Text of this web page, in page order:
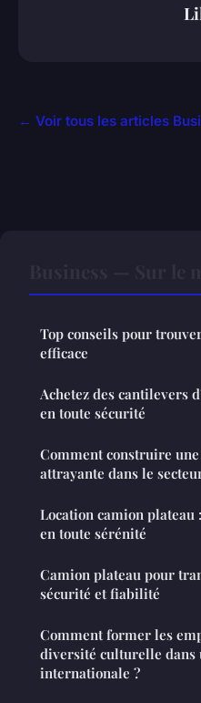
← Voir tous les articles
Top conseils pour
efficace
Achetez des cantilevers
en toute sécurité
Comment construire
attrayante dans le
Location camion
en toute sérénité
Camion plateau pour
sécurité et fiabilité
Comment former les
diversité culturelle dans
internationale ?